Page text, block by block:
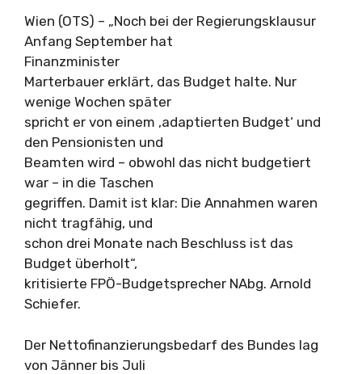
Wien (OTS) – „Noch bei der Regierungsklausur
Anfang September hat
Finanzminister
Marterbauer erklärt, das Budget halte. Nur
wenige Wochen später
spricht er von einem ‚adaptierten Budget‘ und
den Pensionisten und
Beamten wird – obwohl das nicht budgetiert
war – in die Taschen
gegriffen. Damit ist klar: Die Annahmen waren
nicht tragfähig, und
schon drei Monate nach Beschluss ist das
Budget überholt“,
kritisierte FPÖ-Budgetsprecher NAbg. Arnold
Schiefer.
Der Nettofinanzierungsbedarf des Bundes lag
von Jänner bis Juli